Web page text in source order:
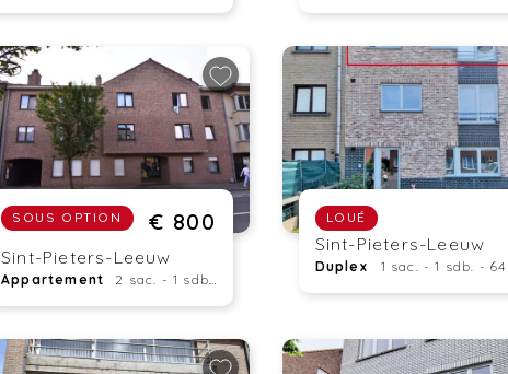
SOUS OPTION € 800
Sint-Pieters-Leeuw
Appartement
LOUÉ
Sint-Pieters-Leeuw
Duplex 1 sac. - 1 sdb. - 64